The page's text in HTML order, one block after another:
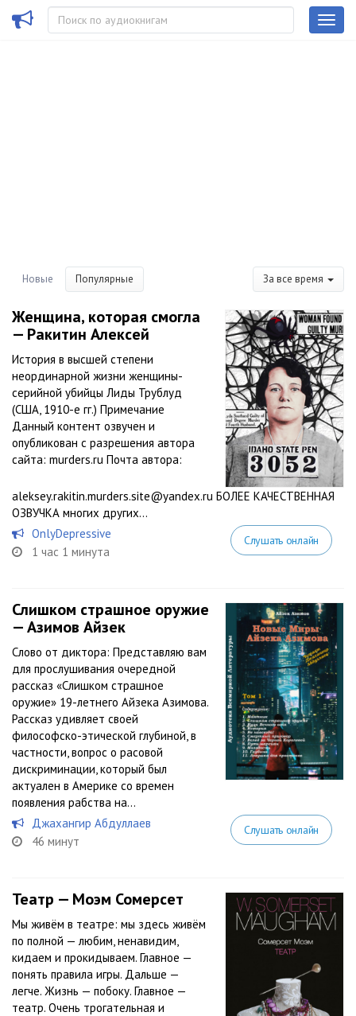
Новые Популярные За все время
Женщина, которая смогла
— Ракитин Алексей
История в высшей степени
неординарной жизни женщины-
серийной убийцы Лиды Трублуд
(США, 1910-е гг.) Примечание
Данный контент озвучен и
опубликован с разрешения автора
сайта: murders.ru Почта автора:
aleksey.rakitin.murders.site@yandex.ru БОЛЕЕ КАЧЕСТВЕННАЯ
ОЗВУЧКА многих других...
OnlyDepressive
1 час 1 минута
Слушать онлайн
Слишком страшное оружие
— Азимов Айзек
Слово от диктора: Представляю вам
для прослушивания очередной
рассказ «Слишком страшное
оружие» 19-летнего Айзека Азимова.
Рассказ удивляет своей
философско-этической глубиной, в
частности, вопрос о расовой
дискриминации, который был
актуален в Америке со времен
появления рабства на...
Джахангир Абдуллаев
46 минут
Слушать онлайн
Театр — Моэм Сомерсет
Мы живём в театре: мы здесь живём
по полной — любим, ненавидим,
кидаем и прокидываем. Главное —
понять правила игры. Дальше —
легче. Жизнь — побоку. Главное —
театр. Очень трогательная и